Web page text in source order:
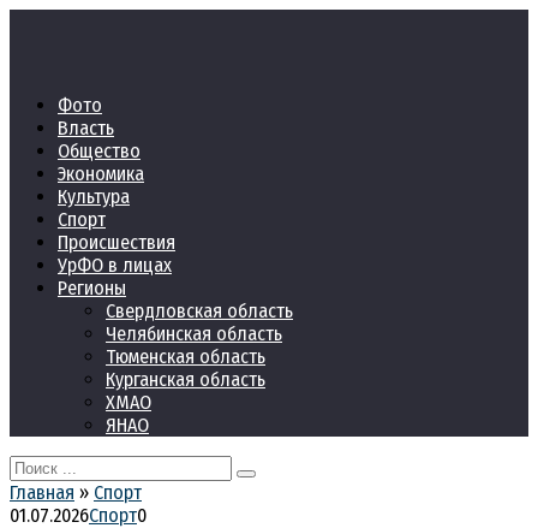
Фото
Власть
Общество
Экономика
Культура
Спорт
Происшествия
УрФО в лицах
Регионы
Свердловская область
Челябинская область
Тюменская область
Курганская область
ХМАО
ЯНАО
Search
for:
Главная » Спорт
01.07.2026Спорт0